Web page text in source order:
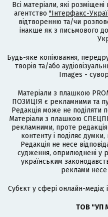
Всі матеріали, які
агентство "Інтерфакс-
відтворенню та/чи
інакше як з письмового
Будь-яке копіювання,
творів та/або
Images -
Матеріали з плашкою
ПОЗИЦІЯ є рекламними та
Редакція може не поділяти
Матеріали з плашкою
рекламними, проте редакція
контенту і поділяє
Редакція не несе
судження, оприлюднені у
українським
реклами
Cубєкт у сфері онлайн-медіа;
ТОВ "УП